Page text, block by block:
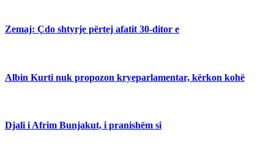
Zemaj: Çdo shtyrje përtej afatit 30-ditor e
Albin Kurti nuk propozon kryeparlamentar, kërkon kohë
Djali i Afrim Bunjakut, i pranishëm si